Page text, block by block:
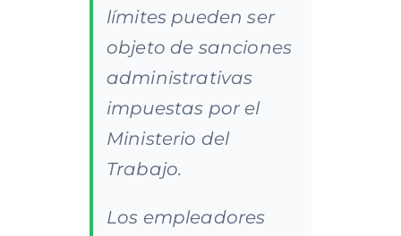
límites pueden ser
objeto de sanciones
administrativas
impuestas por el
Ministerio del
Trabajo.
Los empleadores